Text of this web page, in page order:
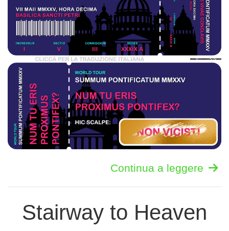
Continua a leggere
Stairway to Heaven